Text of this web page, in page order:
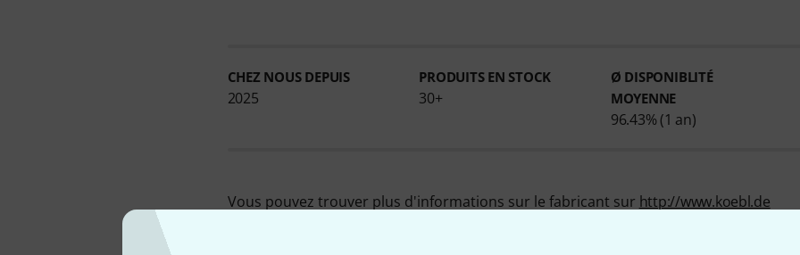
CHEZ NOUS DEPUIS
2025
PRODUITS EN STOCK
30+
Ø DISPONIBLITÉ
MOYENNE
96.43% (1 an)
Vous pouvez trouver plus d'informations sur le fabricant sur http://www.koebl.de